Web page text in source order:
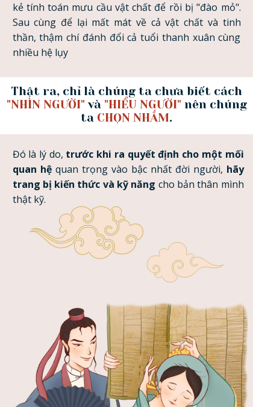
kẻ tính toán mưu cầu vật chất để rồi bị "đào mỏ".
Sau cùng để lại mất mát về cả vật chất và tinh
thần, thậm chí đánh đổi cả tuổi thanh xuân cùng
nhiều hệ lụy
Thật ra, chỉ là chúng ta chưa biết cách
"NHÌN NGƯỜI" và "HIỂU NGƯỜI" nên chúng
ta CHỌN NHẦM.
Đó là lý do, trước khi ra quyết định cho một mối
quan hệ quan trọng vào bậc nhất đời người, hãy
trang bị kiến thức và kỹ năng cho bản thân mình
thật kỹ.